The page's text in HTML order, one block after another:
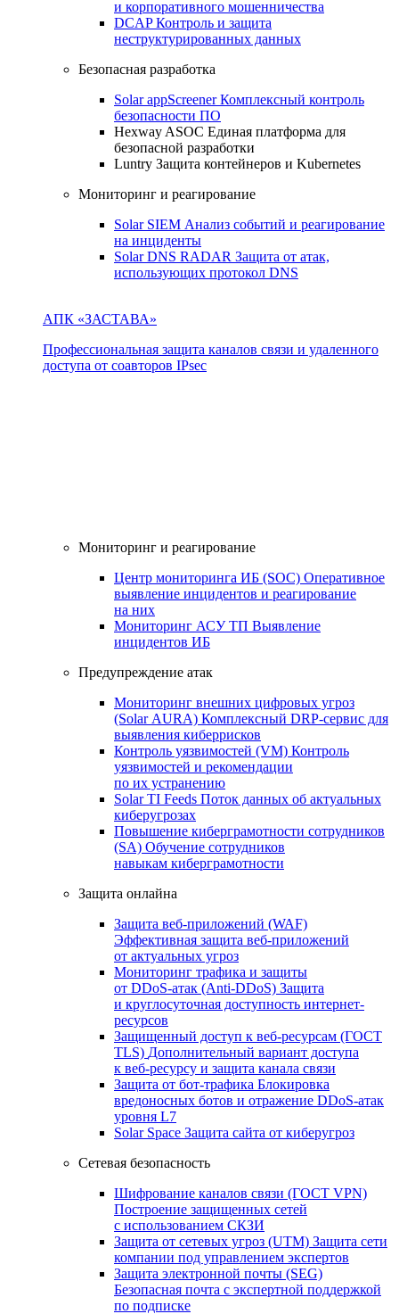
и корпоративного мошенничества
DCAPКонтроль и защита
неструктурированных данных
Безопасная разработка
Solar appScreenerКомплексный контроль
безопасности ПО
Hexway ASOC Единая платформа для
безопасной разработки
Luntry Защита контейнеров и Kubernetes
Мониторинг и реагирование
Solar SIEM Анализ событий и реагирование
на инциденты
Solar DNS RADAR Защита от атак,
использующих протокол DNS
АПК «ЗАСТАВА»
Профессиональная защита каналов связи и удаленного
доступа от соавторов IPsec
Мониторинг и реагирование
Центр мониторинга ИБ (SOC) Оперативное
выявление инцидентов и реагирование
на них
Мониторинг АСУ ТП Выявление
инцидентов ИБ
Предупреждение атак
Мониторинг внешних цифровых угроз
(Solar AURA) Комплексный DRP-сервис для
выявления киберрисков
Контроль уязвимостей (VM) Контроль
уязвимостей и рекомендации
по их устранению
Solar TI Feeds Поток данных об актуальных
киберугрозах
Повышение киберграмотности сотрудников
(SA) Обучение сотрудников
навыкам киберграмотности
Защита онлайна
Защита веб-приложений (WAF)
Эффективная защита веб-приложений
от актуальных угроз
Мониторинг трафика и защиты
от DDoS‑атак (Anti‑DDoS) Защита
и круглосуточная доступность интернет-
ресурсов
Защищенный доступ к веб-ресурсам (ГОСТ
TLS) Дополнительный вариант доступа
к веб‑ресурсу и защита канала связи
Защита от бот‑трафика Блокировка
вредоносных ботов и отражение DDoS‑атак
уровня L7
Solar Space Защита сайта от киберугроз
Сетевая безопасность
Шифрование каналов связи (ГОСТ VPN)
Построение защищенных сетей
с использованием СКЗИ
Защита от сетевых угроз (UTM) Защита сети
компании под управлением экспертов
Защита электронной почты (SEG)
Безопасная почта с экспертной поддержкой
по подписке